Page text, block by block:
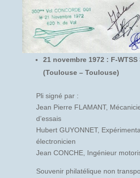
21 novembre 1972 : F-WTSS
(Toulouse – Toulouse)
Pli signé par :
Jean Pierre FLAMANT,
d’essais
Hubert GUYONNET,
électronicien
Jean CONCHE, Ingénieur
Souvenir philatélique non